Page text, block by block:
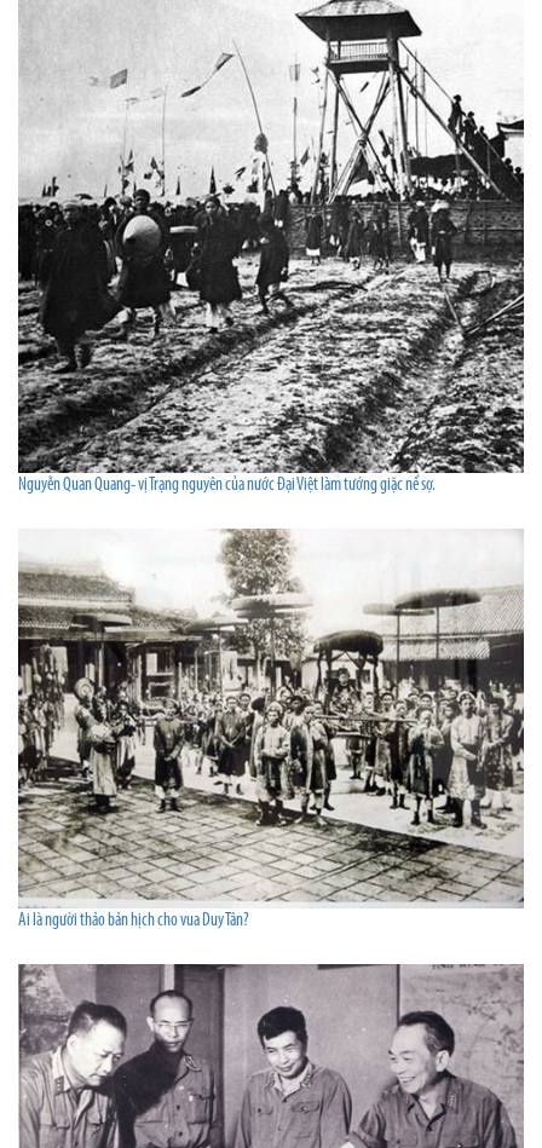
Nguyễn Quan Quang- vị Trạng nguyên của nước Đại Việt làm tướng giặc nể sợ.
Ai là người thảo bản hịch cho vua Duy Tân?